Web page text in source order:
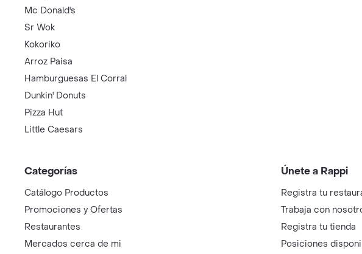
Mc Donald's
Sr Wok
Kokoriko
Arroz Paisa
Hamburguesas El Corral
Dunkin' Donuts
Pizza Hut
Little Caesars
Categorías
Catálogo Productos
Promociones y Ofertas
Restaurantes
Mercados cerca de mi
Únete a Rappi
Registra tu
Trabaja con
Registra tu tienda
Posiciones